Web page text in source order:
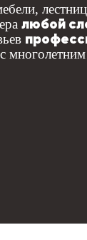
любой
с